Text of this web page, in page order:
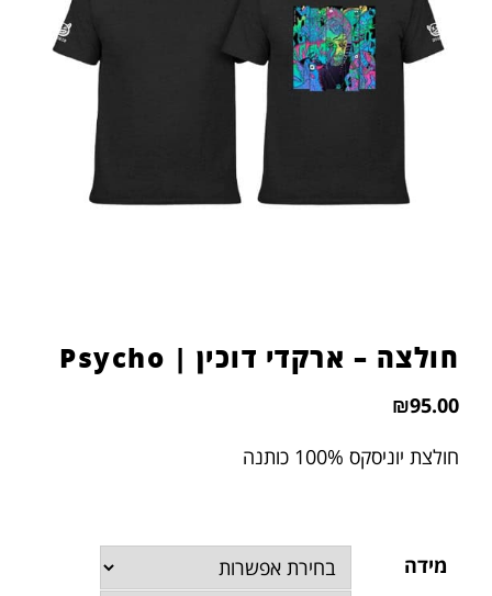
הוסף קו תחתון לקישורים
font_download סמן קישורים
לאפס
את
כל
האפשרויות
חולצה – ארקדי דוכין | Psycho
₪95.00
חולצת יוניסקס 100% כותנה
מידה